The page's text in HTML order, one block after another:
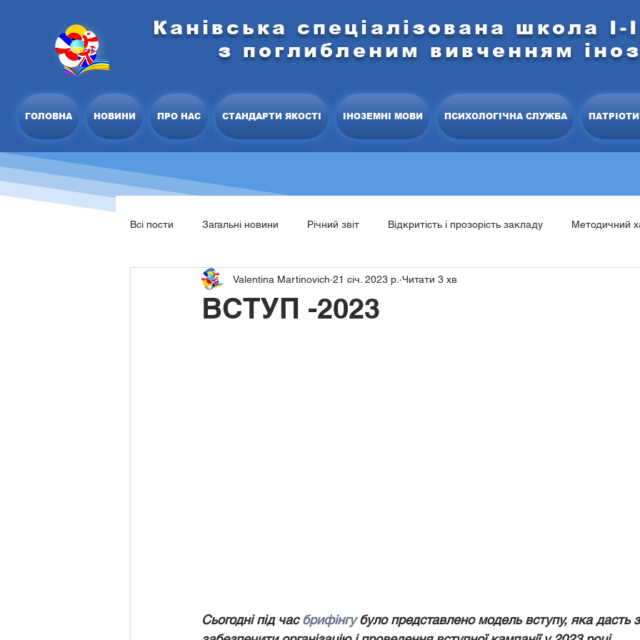
Канівська спеціалізована школа І-
з поглибленим вивченням
ГОЛОВНА НОВИНИ ПРО НАС СТАНДАРТИ ЯКОСТІ ІНОЗЕМНІ МОВИ ПСИХОЛОГІЧНА СЛУЖБА
Всі пости Загальні новини Річний звіт Відкритість і прозорість закладу Методичний
Освітня програма закладу Стратегія розвитку школи
ВСТУП -2023
Valentina Martinovich 21 січ. 2023 р. Читати 3 хв
Сьогодні під час брифінгу було представлено модель вступу, яка дасть